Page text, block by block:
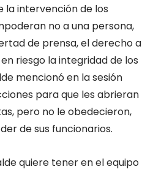
la intervención de los
no a una persona,
de prensa, el derecho a
riesgo la integridad de los
mencionó en la sesión
para que les abrieran
pero no le obedecieron,
de sus funcionarios.
quiere tener en el equipo